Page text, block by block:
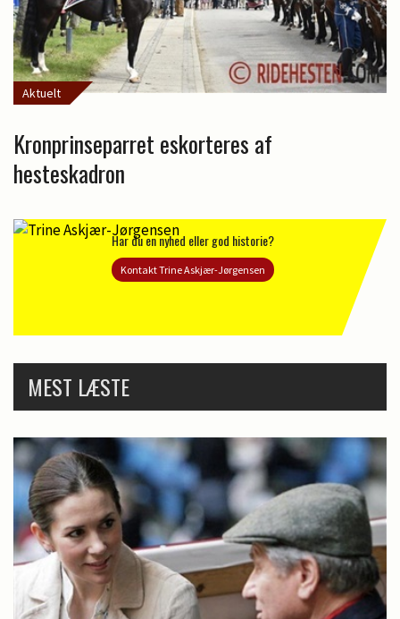
Aktuelt
Kronprinseparret eskorteres af
hesteskadron
Har du en nyhed eller god historie?
Kontakt Trine Askjær-Jørgensen
MEST LÆSTE